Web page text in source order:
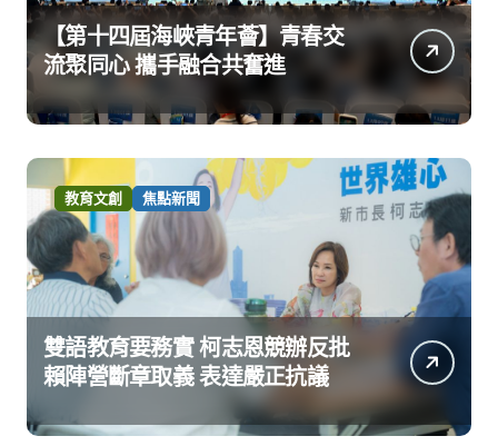
【第十四屆海峽青年薈】青春交
流聚同心 攜手融合共奮進
教育文創 焦點新聞
雙語教育要務實 柯志恩競辦反批
賴陣營斷章取義 表達嚴正抗議